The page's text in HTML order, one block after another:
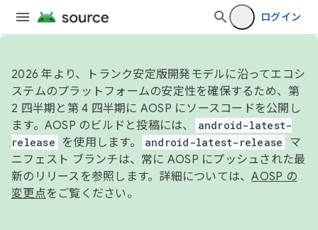
ログイン
2026 年より、トランク安定版開発モデルに沿ってエコシ
ステムのプラットフォームの安定性を確保するため、第
2 四半期と第 4 四半期に AOSP にソースコードを公開し
ます。AOSP のビルドと投稿には、
android-latest-
release
を使用します。 android-latest-release
マ
ニフェスト ブランチは、常に AOSP にプッシュされた最
新のリリースを参照します。詳細については、AOSP の
変更点をご覧ください。